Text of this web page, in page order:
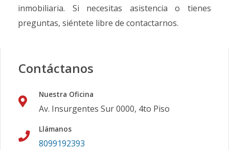
inmobiliaria. Si necesitas asistencia o tienes
preguntas, siéntete libre de contactarnos.
Contáctanos
Nuestra Oficina
Av. Insurgentes Sur 0000, 4to Piso
Llámanos
8099192393